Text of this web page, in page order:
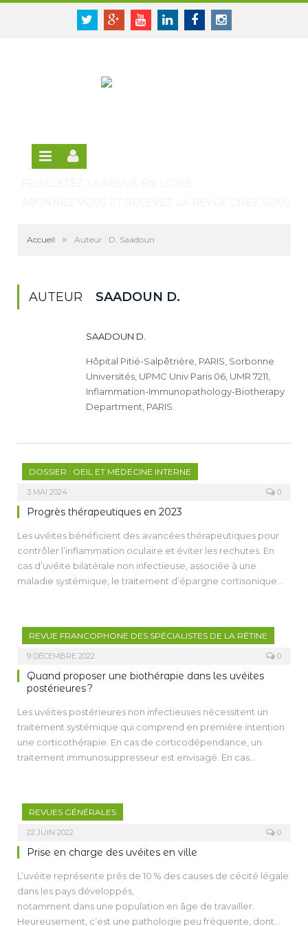
Panneau de gestion des cookies
TwitterGoogle+YoutubeLinkedinFacebookInstagram
SE CONNECTER
Accueil » Auteur : D. Saadoun
AUTEUR SAADOUN D.
SAADOUN D.
Hôpital Pitié-Salpêtrière, PARIS, Sorbonne
Universités, UPMC Univ Paris 06, UMR 7211,
Inflammation-Immunopathology-Biotherapy
Department, PARIS.
DOSSIER : OEIL ET MÉDECINE INTERNE
3 MAI 2024 0
Progrès thérapeutiques en 2023
Les uvéites bénéficient des avancées thérapeutiques pour
contrôler l’inflammation oculaire et éviter les rechutes. En
cas d’uvéite bilatérale non infectieuse, associée à une
maladie systémique, le traitement d’épargne cortisonique
TNFα, anti-IL6). En cas d’uvéite unilatérale non antérieure non
infectieuse nécessitant un traitement de fond, l’Iluvien est à
considérer. Des traitements novateurs sont en cours de
développement comme les injections supra-choroïdiennes
ou la thérapie génique non virale.
REVUE FRANCOPHONE DES SPÉCIALISTES DE LA RÉTINE
9 DÉCEMBRE 2022 0
Quand proposer une biothérapie dans les uvéites
postérieures ?
Les uvéites postérieures non infectieuses nécessitent un
traitement systémique qui comprend en première intention
une corticothérapie. En cas de corticodépendance, un
traitement immunosuppresseur est envisagé. En cas
sévères engageant le pronostic visuel, les anti-TNF sont
introduits d’emblée. Le tocilizumab est très efficace pour les
œdèmes maculaires inflammatoires réfractaires.
REVUES GÉNÉRALES
22 JUIN 2022 0
Prise en charge des uvéites en ville
L’uvéite représente près de 10 % des causes de cécité légale
dans les pays développés,
notamment dans une population en âge de travailler.
Heureusement, c’est une pathologie peu fréquente, dont